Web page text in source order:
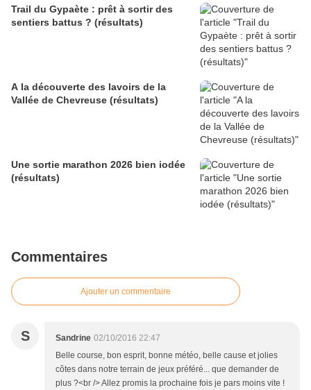
Trail du Gypaète : prêt à sortir des
sentiers battus ? (résultats)
A la découverte des lavoirs de la
Vallée de Chevreuse (résultats)
Une sortie marathon 2026 bien iodée
(résultats)
Commentaires
Ajouter un commentaire
S Sandrine 02/10/2016 22:47
Belle course, bon esprit, bonne météo, belle cause et jolies
côtes dans notre terrain de jeux préféré... que demander de
plus ?<br /> Allez promis la prochaine fois je pars moins vite !